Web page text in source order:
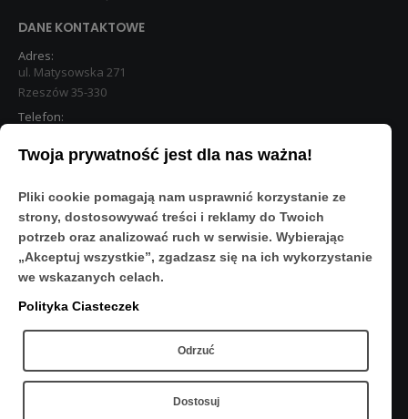
DANE KONTAKTOWE
Adres:
ul. Matysowska 271
Rzeszów 35-330
Telefon:
STREFA KLIENTA
Moje konto
O Nas
Polityka prywatności
Regulamin
FAQ
OBSERWUJ NAS
Twoja prywatność jest dla nas ważna!
Pliki cookie pomagają nam usprawnić korzystanie ze
strony, dostosowywać treści i reklamy do Twoich
potrzeb oraz analizować ruch w serwisie. Wybierając
„Akceptuj wszystkie”, zgadzasz się na ich wykorzystanie
we wskazanych celach.
Polityka Ciasteczek
Odrzuć
Dostosuj